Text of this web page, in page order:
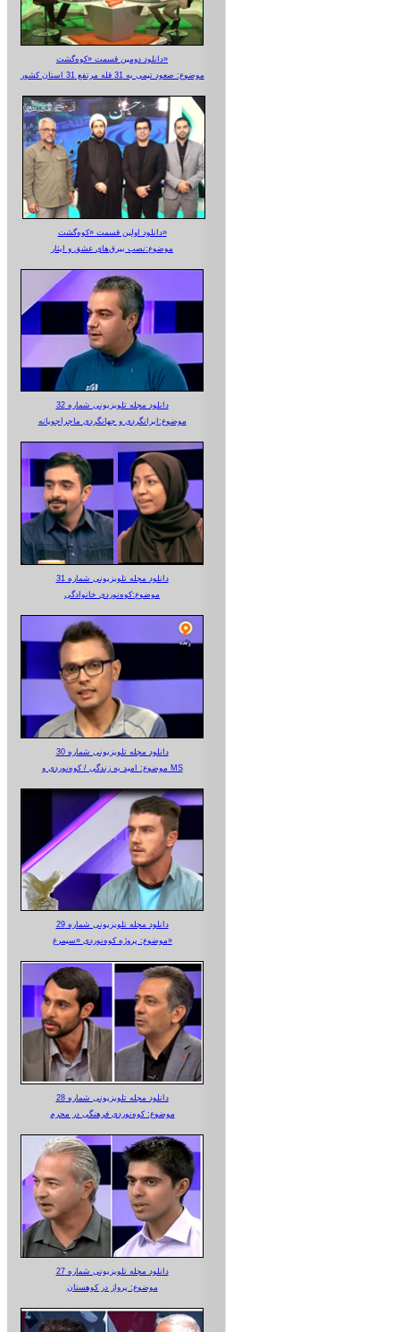
دانلود دومین قسمت «کوه‌گشت»
موضوع: صعود تیمی به 31 قله مرتفع 31 استان کشور
دانلود اولین قسمت «کوه‌گشت»
موضوع:نصب بیرق‌های عشق و ایثار
دانلود مجله تلویزیونی شماره 32
موضوع:ایرانگردی و جهانگردی ماجراجویانه
دانلود مجله تلویزیونی شماره 31
موضوع:کوه‌نوردی خانوادگی
دانلود مجله تلویزیونی شماره 30
موضوع: امید به زندگی / کوه‌نوردی و MS
دانلود مجله تلویزیونی شماره 29
موضوع: پروژه کوه‌نوردی «سیمرغ»
دانلود مجله تلویزیونی شماره 28
موضوع: کوه‌نوردی فرهنگی در محرم
دانلود مجله تلویزیونی شماره 27
موضوع: پرواز در کوهستان